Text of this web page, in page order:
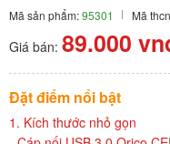
Mã sản phẩm:95301 Mã
Giá bán: 89.000
Đặt điểm nổi bật
1. Kích thước nhỏ gọn